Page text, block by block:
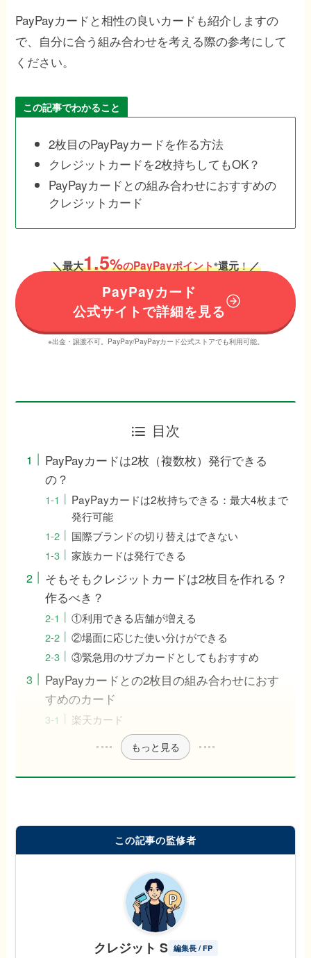
PayPayカードと相性の良いカードも紹介しますの
で、自分に合う組み合わせを考える際の参考にして
ください。
この記事でわかること
2枚目のPayPayカードを作る方法
クレジットカードを2枚持ちしてもOK？
PayPayカードとの組み合わせにおすすめの
クレジットカード
＼最大1.5%のPayPayポイント※還元！／
PayPayカード
公式サイトで詳細を見る
※出金・譲渡不可。PayPay/PayPayカード公式ストアでも利用可能。
目次
PayPayカードは2枚（複数枚）発行できる
の？
PayPayカードは2枚持ちできる：最大4枚まで
発行可能
国際ブランドの切り替えはできない
家族カードは発行できる
そもそもクレジットカードは2枚目を作れる？
作るべき？
①利用できる店舗が増える
②場面に応じた使い分けができる
③緊急用のサブカードとしてもおすすめ
PayPayカードとの2枚目の組み合わせにおす
すめのカード
楽天カード
もっと見る
この記事の監修者
クレジット S 編集長 / FP